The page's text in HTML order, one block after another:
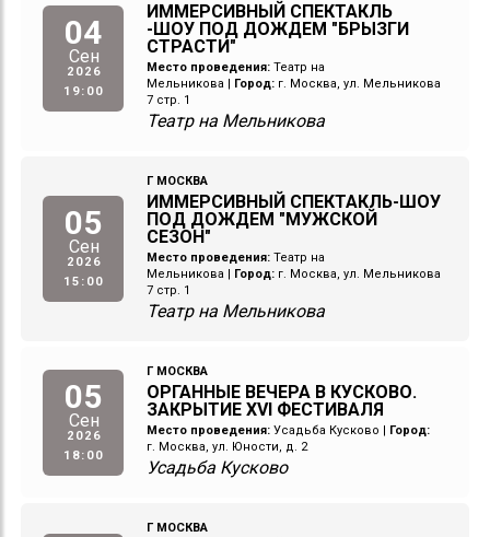
04
Сен
2026
19:00
ИММЕРСИВНЫЙ СПЕКТАКЛЬ
-ШОУ ПОД ДОЖДЕМ "БРЫЗГИ
СТРАСТИ"
Место проведения: Театр на
Мельникова
Город: г. Москва, ул. Мельникова
7 стр. 1
Театр на Мельникова
05
Сен
2026
15:00
Г МОСКВА
ИММЕРСИВНЫЙ СПЕКТАКЛЬ-ШОУ
ПОД ДОЖДЕМ "МУЖСКОЙ
СЕЗОН"
Место проведения: Театр на
Мельникова
Город: г. Москва, ул. Мельникова
7 стр. 1
Театр на Мельникова
05
Сен
2026
18:00
Г МОСКВА
ОРГАННЫЕ ВЕЧЕРА В КУСКОВО.
ЗАКРЫТИЕ XVI ФЕСТИВАЛЯ
Место проведения: Усадьба Кусково
Город:
г. Москва, ул. Юности, д. 2
Усадьба Кусково
Г МОСКВА